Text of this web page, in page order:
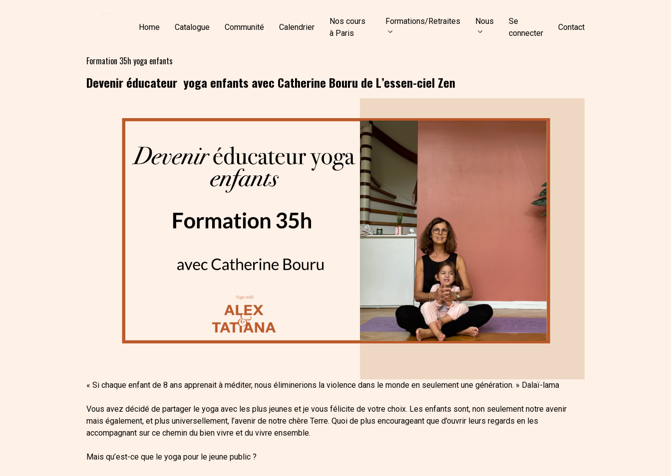
Home Catalogue Communité Calendrier
Nos cours
à Paris
Formations/Retraites Nous
Se
connecter
Contact
Formation 35h yoga enfants
Devenir éducateur yoga enfants avec Catherine Bouru de L’essen-ciel Zen
« Si chaque enfant de 8 ans apprenait à méditer, nous éliminerions la violence dans le monde en seulement une génération. » Dalaï-lama
Vous avez décidé de partager le yoga avec les plus jeunes et je vous félicite de votre choix. Les enfants sont, non seulement notre avenir
mais également, et plus universellement, l’avenir de notre chère Terre. Quoi de plus encourageant que d’ouvrir leurs regards en les
accompagnant sur ce chemin du bien vivre et du vivre ensemble.
Mais qu’est-ce que le yoga pour le jeune public ?